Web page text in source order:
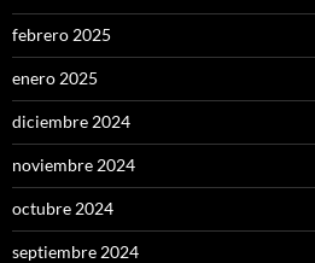
febrero 2025
enero 2025
diciembre 2024
noviembre 2024
octubre 2024
septiembre 2024